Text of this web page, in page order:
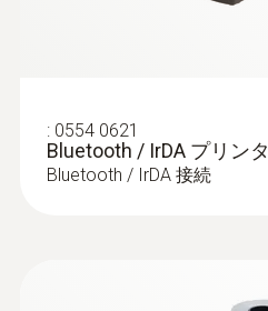
: 0554 0621
Bluetooth / IrDA プリンタ
Bluetooth / IrDA 接続